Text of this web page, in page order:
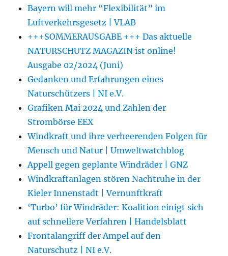
Bayern will mehr “Flexibilität” im
Luftverkehrsgesetz | VLAB
+++SOMMERAUSGABE +++ Das aktuelle
NATURSCHUTZ MAGAZIN ist online!
Ausgabe 02/2024 (Juni)
Gedanken und Erfahrungen eines
Naturschützers | NI e.V.
Grafiken Mai 2024 und Zahlen der
Strombörse EEX
Windkraft und ihre verheerenden Folgen für
Mensch und Natur | Umweltwatchblog
Appell gegen geplante Windräder | GNZ
Windkraftanlagen stören Nachtruhe in der
Kieler Innenstadt | Vernunftkraft
‘Turbo’ für Windräder: Koalition einigt sich
auf schnellere Verfahren | Handelsblatt
Frontalangriff der Ampel auf den
Naturschutz | NI e.V.